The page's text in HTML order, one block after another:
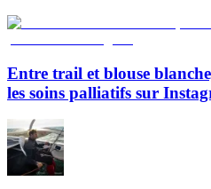
Entre trail et blouse
les soins palliatifs sur